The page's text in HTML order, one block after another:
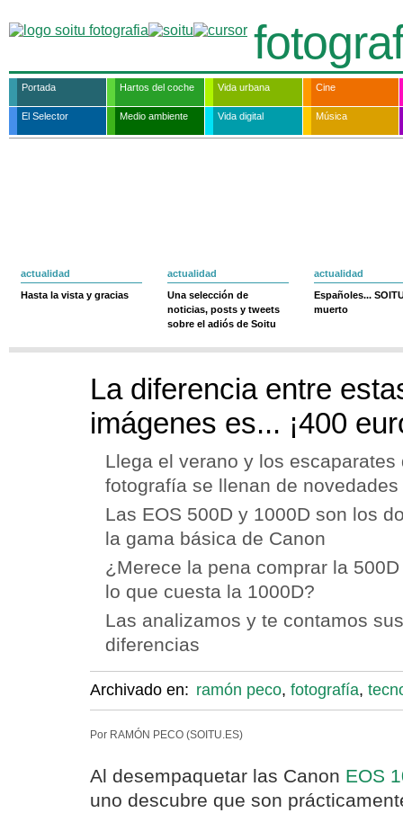
Portada Hartos del coche Vida urbana Cine
El Selector Medio ambiente Vida digital Música
actualidad
Hasta la vista y gracias
actualidad
Una selección de
noticias, posts y tweets
sobre el adiós de Soitu
actualidad
Españoles...
muerto
La diferencia entre
imágenes es... ¡400
Llega el verano y los
fotografía se llenan de novedades
Las EOS 500D y 1000D son los
la gama básica de Canon
¿Merece la pena comprar la
lo que cuesta la 1000D?
Las analizamos y te contamos
diferencias
Archivado en: ramón peco, fotografía,
Por RAMÓN PECO (SOITU.ES)
Al desempaquetar las Canon EOS
uno descubre que son